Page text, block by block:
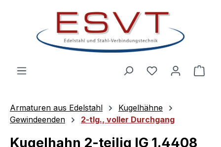
Zum Hauptinhalt springen
Armaturen aus Edelstahl
Kugelhähne
Gewindeenden
2-tlg., voller Durchgang
Kugelhahn 2-teilig IG 1.4408